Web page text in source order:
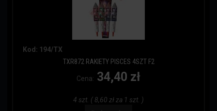
Kod: 194/TX
TXR872 RAKIETY PISCES 4SZT F2
Cena: 34,40 zł
4 szt. ( 8,60 zł za 1 szt. )